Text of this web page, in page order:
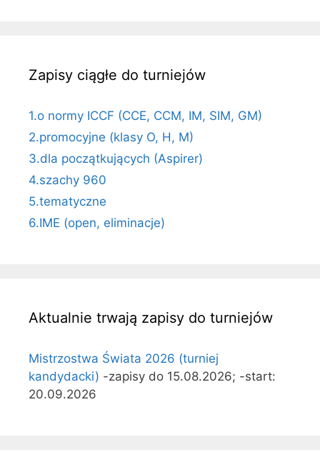
Zapisy ciągłe do turniejów
1.o normy ICCF (CCE, CCM, IM, SIM, GM)
2.promocyjne (klasy O, H, M)
3.dla początkujących (Aspirer)
4.szachy 960
5.tematyczne
6.IME (open, eliminacje)
Aktualnie trwają zapisy do turniejów
Mistrzostwa Świata 2026 (turniej
kandydacki) -zapisy do 15.08.2026; -start:
20.09.2026